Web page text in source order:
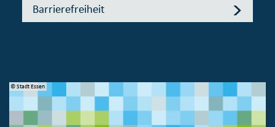
Barrierefreiheit
© Stadt Essen